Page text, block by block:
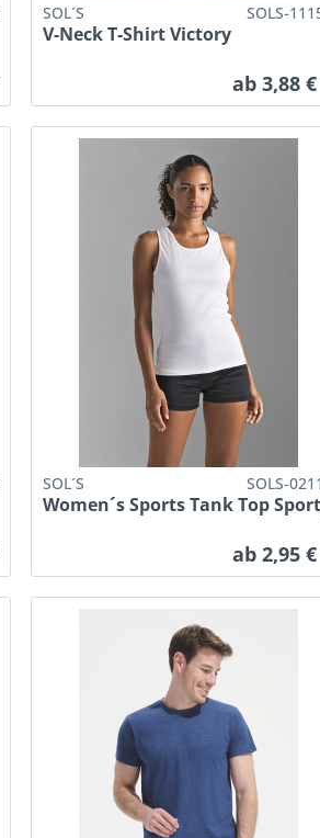
SOL´S SOLS-
V-Neck T-Shirt Victory
ab 3,88
SOL´S SOLS-
Women´s Sports Tank Top
ab 2,95